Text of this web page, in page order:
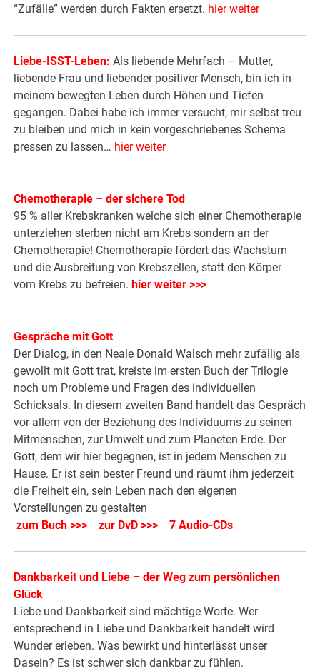
“Zufälle” werden durch Fakten ersetzt. hier weiter
Liebe-ISST-Leben: Als liebende Mehrfach – Mutter,
liebende Frau und liebender positiver Mensch, bin ich in
meinem bewegten Leben durch Höhen und Tiefen
gegangen. Dabei habe ich immer versucht, mir selbst treu
zu bleiben und mich in kein vorgeschriebenes Schema
pressen zu lassen… hier weiter
Chemotherapie – der sichere Tod
95 % aller Krebskranken welche sich einer Chemotherapie
unterziehen sterben nicht am Krebs sondern an der
Chemotherapie! Chemotherapie fördert das Wachstum
und die Ausbreitung von Krebszellen, statt den Körper
vom Krebs zu befreien. hier weiter >>>
Gespräche mit Gott
Der Dialog, in den Neale Donald Walsch mehr zufällig als
gewollt mit Gott trat, kreiste im ersten Buch der Trilogie
noch um Probleme und Fragen des individuellen
Schicksals. In diesem zweiten Band handelt das Gespräch
vor allem von der Beziehung des Individuums zu seinen
Mitmenschen, zur Umwelt und zum Planeten Erde. Der
Gott, dem wir hier begegnen, ist in jedem Menschen zu
Hause. Er ist sein bester Freund und räumt ihm jederzeit
die Freiheit ein, sein Leben nach den eigenen
Vorstellungen zu gestalten
zum Buch >>>
zur DvD >>> 7 Audio-CDs
Dankbarkeit und Liebe – der Weg zum persönlichen
Glück
Liebe und Dankbarkeit sind mächtige Worte. Wer
entsprechend in Liebe und Dankbarkeit handelt wird
Wunder erleben. Was bewirkt und hinterlässt unser
Dasein? Es ist schwer sich dankbar zu fühlen.